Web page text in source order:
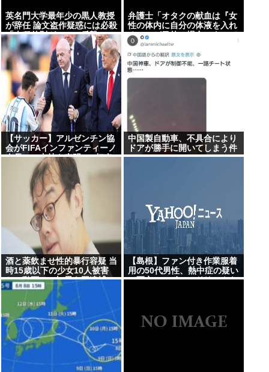
英名門大学最年少の黒人教授
が辞任 論文盗作疑惑には必殺
「人種差別ガー」で反撃
弁護士「オタクの献血は『女
性の体内に自分の体液を入れ
る』のが目的。場合によって
は不同意性交罪に当たる」
【サッカー】アルゼンチン協
会がFIFAインファンティーノ
会長への支持を表明 “W杯売
却計画”にも言及 「過ちを認
めたことは特筆すべき」
中国製自動車、不具合により
ドアが勝手に開いてしまう件
酒と薬飲ませ性的暴行容疑 当
時15歳以下の少女10人被害
か、動画770本 男を再逮捕
【島根】ファン付き作業服着
用の50代男性、熱中症の疑い
で死亡…スポーツドリンクも